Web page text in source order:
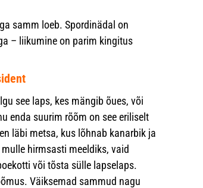
samm loeb. Spordinädal on
– liikumine on parim kingitus
see laps, kes mängib õues, või
enda suurim rõõm on see eriliselt
läbi metsa, kus lõhnab kanarbik ja
hirmsasti meeldiks, vaid
või tõsta sülle lapselaps.
Väiksemad sammud nagu